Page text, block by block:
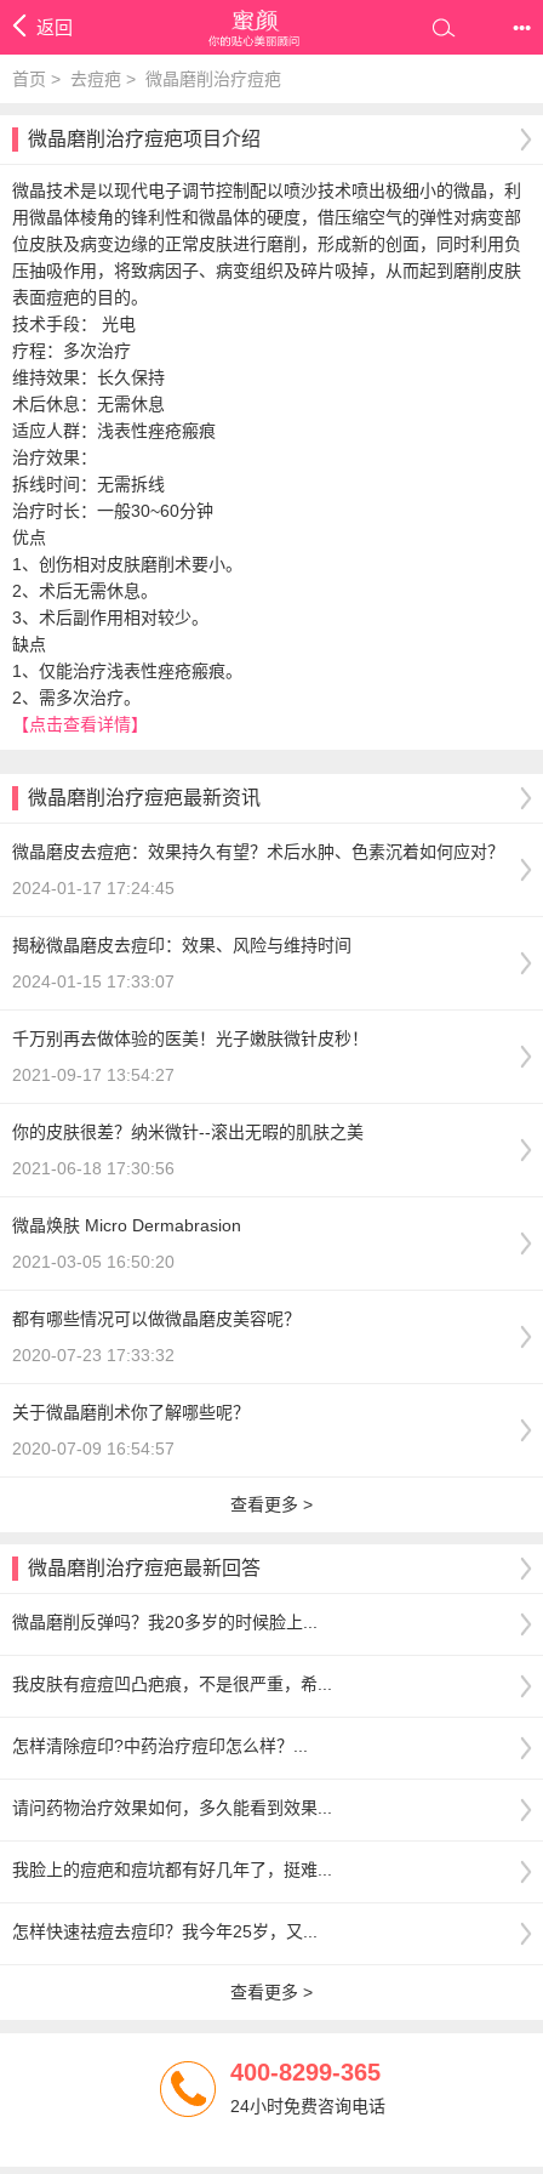
返回 •••
首页 > 去痘疤 > 微晶磨削治疗痘疤
微晶磨削治疗痘疤项目介绍
微晶技术是以现代电子调节控制配以喷沙技术喷出极细小的微晶，利
用微晶体棱角的锋利性和微晶体的硬度，借压缩空气的弹性对病变部
位皮肤及病变边缘的正常皮肤进行磨削，形成新的创面，同时利用负
压抽吸作用，将致病因子、病变组织及碎片吸掉，从而起到磨削皮肤
表面痘疤的目的。
技术手段： 光电
疗程：多次治疗
维持效果：长久保持
术后休息：无需休息
适应人群：浅表性痤疮瘢痕
治疗效果：
拆线时间：无需拆线
治疗时长：一般30~60分钟
优点
1、创伤相对皮肤磨削术要小。
2、术后无需休息。
3、术后副作用相对较少。
缺点
1、仅能治疗浅表性痤疮瘢痕。
2、需多次治疗。
【点击查看详情】
微晶磨削治疗痘疤最新资讯
微晶磨皮去痘疤：效果持久有望？术后水肿、色素沉着如何应对？
2024-01-17 17:24:45
揭秘微晶磨皮去痘印：效果、风险与维持时间
2024-01-15 17:33:07
千万别再去做体验的医美！光子嫩肤微针皮秒！
2021-09-17 13:54:27
你的皮肤很差？纳米微针--滚出无暇的肌肤之美
2021-06-18 17:30:56
微晶焕肤 Micro Dermabrasion
2021-03-05 16:50:20
都有哪些情况可以做微晶磨皮美容呢？
2020-07-23 17:33:32
关于微晶磨削术你了解哪些呢？
2020-07-09 16:54:57
查看更多 >
微晶磨削治疗痘疤最新回答
微晶磨削反弹吗？我20多岁的时候脸上...
我皮肤有痘痘凹凸疤痕，不是很严重，希...
怎样清除痘印?中药治疗痘印怎么样？...
请问药物治疗效果如何，多久能看到效果...
我脸上的痘疤和痘坑都有好几年了，挺难...
怎样快速祛痘去痘印？我今年25岁，又...
查看更多 >
400-8299-365
24小时免费咨询电话